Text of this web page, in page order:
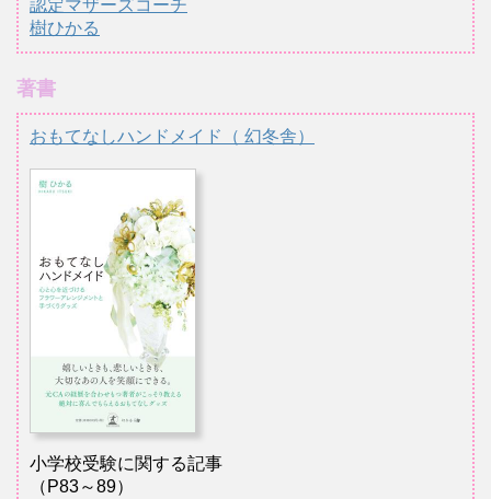
認定マザーズコーチ
樹ひかる
著書
おもてなしハンドメイド（ 幻冬舎）
小学校受験に関する記事
（P83～89）